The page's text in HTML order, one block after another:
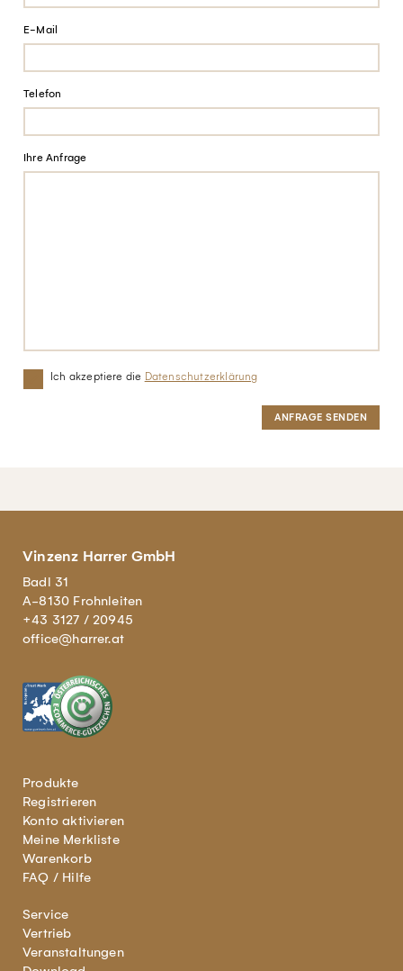
E-Mail
Telefon
Ihre Anfrage
Ich akzeptiere die Datenschutzerklärung
Vinzenz Harrer GmbH
Badl 31
A-8130 Frohnleiten
+43 3127 / 20945
office@harrer.at
Produkte
Registrieren
Konto aktivieren
Meine Merkliste
Warenkorb
FAQ / Hilfe
Service
Vertrieb
Veranstaltungen